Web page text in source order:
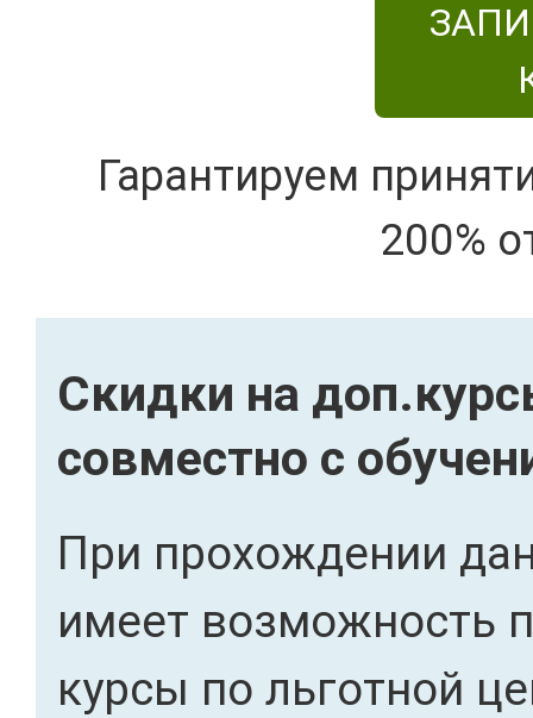
Гарантируем
200%
Скидки на
совместно с
При прохождении
имеет возможность
курсы по льготной